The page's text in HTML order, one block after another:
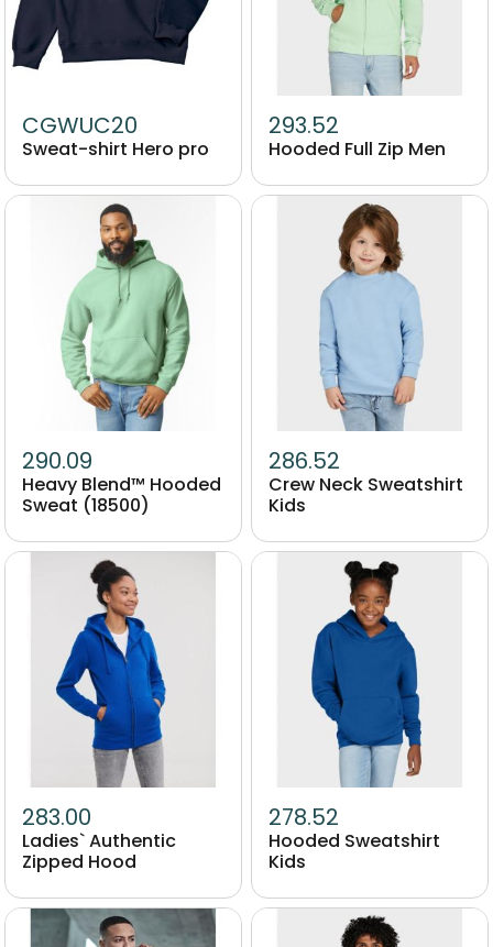
CGWUC20
Sweat-shirt Hero pro
293.52
Hooded Full Zip Men
Image
290.09
Heavy Blend™ Hooded
Sweat (18500)
Image
286.52
Crew Neck Sweatshirt
Kids
Image
283.00
Ladies` Authentic
Zipped Hood
Image
278.52
Hooded Sweatshirt
Kids
Image Image